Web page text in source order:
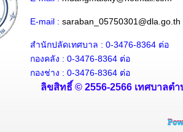
E-mail : saraban_05750301@dla.go.th
สำนักปลัดเทศบาล : 0-3476-8364 ต่อ
กองคลัง : 0-3476-8364 ต่อ
กองช่าง : 0-3476-8364 ต่อ
ลิขสิทธิ์ © 2556-2566 เทศบาลต